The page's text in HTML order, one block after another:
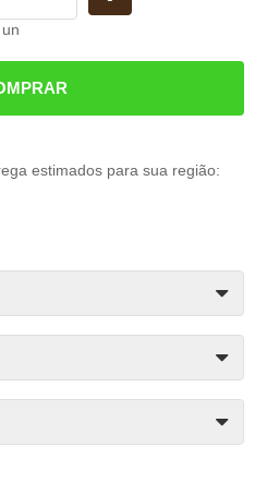
un
estimados para sua região: